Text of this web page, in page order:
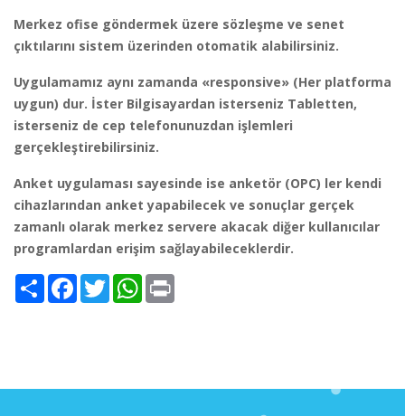
Merkez ofise göndermek üzere sözleşme ve senet
çıktılarını sistem üzerinden otomatik alabilirsiniz.
Uygulamamız aynı zamanda «responsive» (Her platforma
uygun) dur. İster Bilgisayardan isterseniz Tabletten,
isterseniz de cep telefonunuzdan işlemleri
gerçekleştirebilirsiniz.
Anket uygulaması sayesinde ise anketör (OPC) ler kendi
cihazlarından anket yapabilecek ve sonuçlar gerçek
zamanlı olarak merkez servere akacak diğer kullanıcılar
programlardan erişim sağlayabileceklerdir.
Share Facebook
TwitterWhatsApp